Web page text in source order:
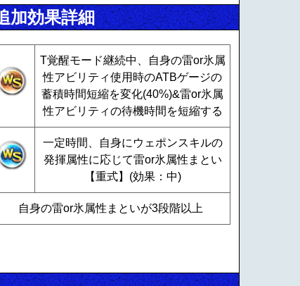
加効果詳細
T覚醒モード継続中、自身の雷or氷属
性アビリティ使用時のATBゲージの
蓄積時間短縮を変化(40%)&雷or氷属
性アビリティの待機時間を短縮する
一定時間、自身にウェポンスキルの
発揮属性に応じて雷or氷属性まとい
【重式】(効果：中)
自身の雷or氷属性まといが3段階以上